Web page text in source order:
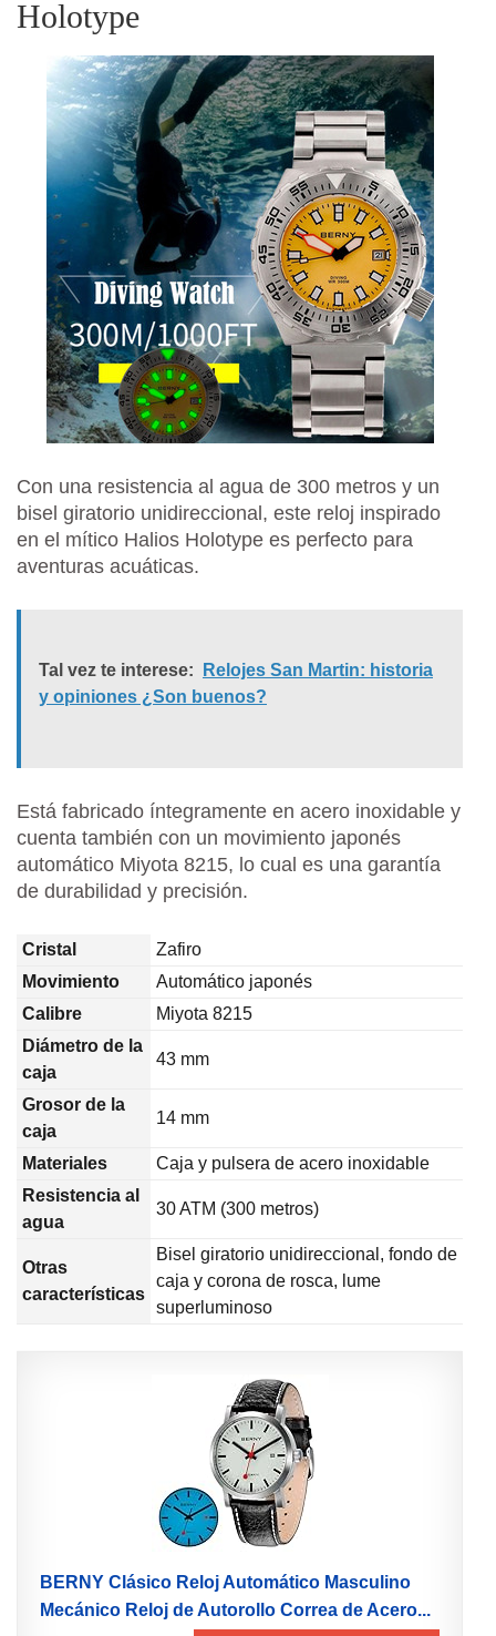
Holotype
Con una resistencia al agua de 300 metros y un
bisel giratorio unidireccional, este reloj inspirado
en el mítico Halios Holotype es perfecto para
aventuras acuáticas.
Tal vez te interese:
Relojes San Martin: historia
y opiniones ¿Son buenos?
Está fabricado íntegramente en acero inoxidable y
cuenta también con un movimiento japonés
automático Miyota 8215, lo cual es una garantía
de durabilidad y precisión.
Cristal
Zafiro
Movimiento
Automático japonés
Calibre
Miyota 8215
Diámetro de la
caja
43 mm
Grosor de la
caja
14 mm
Materiales
Caja y pulsera de acero inoxidable
Resistencia al
agua
30 ATM (300 metros)
Otras
características
Bisel giratorio unidireccional, fondo de
caja y corona de rosca, lume
superluminoso
BERNY Clásico Reloj Automático Masculino
Mecánico Reloj de Autorollo Correa de Acero...